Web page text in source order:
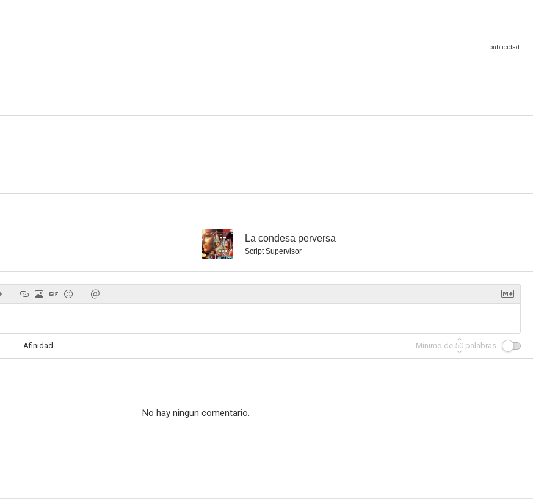
-- La condesa perversa
Script Supervisor
Afinidad Mínimo de 50 palabras
No hay ningun comentario.